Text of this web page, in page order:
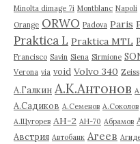
Minolta dimage 7i Montblanc Napoli
Orange ORWO Padova Paris
Praktica L Praktica MTL
Francisco Savin Siena Sirmione
Verona via void Volvo 340 Zeiss
А.Галкин А.К.Антонов
А.Садиков А.Семенов А.Соколов
А.Щугорев АН-2 АН-70 Абрамов
Австрия Автобанк Агеев